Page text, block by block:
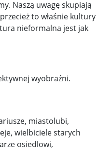
sobie uprawiania haza ...
Rosji. Alarm n ...
Nie było ...
oskarża Kambod ...
Naszą uwagę skupiają
to właśnie kultury
nieformalna jest jak
wyobraźni.
miastolubi,
wielbiciele starych
osiedlowi,